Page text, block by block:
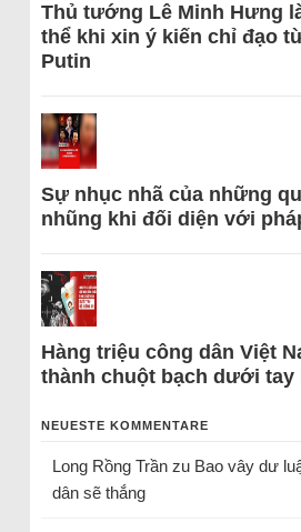
Thủ tướng Lê Minh Hưng
thể khi xin ý kiến chỉ đạo
Putin
Sự nhục nhã của những
nhũng khi đối diện với
Hàng triệu công dân Việt
thành chuột bạch dưới tay
NEUESTE KOMMENTARE
Long Rồng Trầnzu Bao vây dư
dân sẽ thắng